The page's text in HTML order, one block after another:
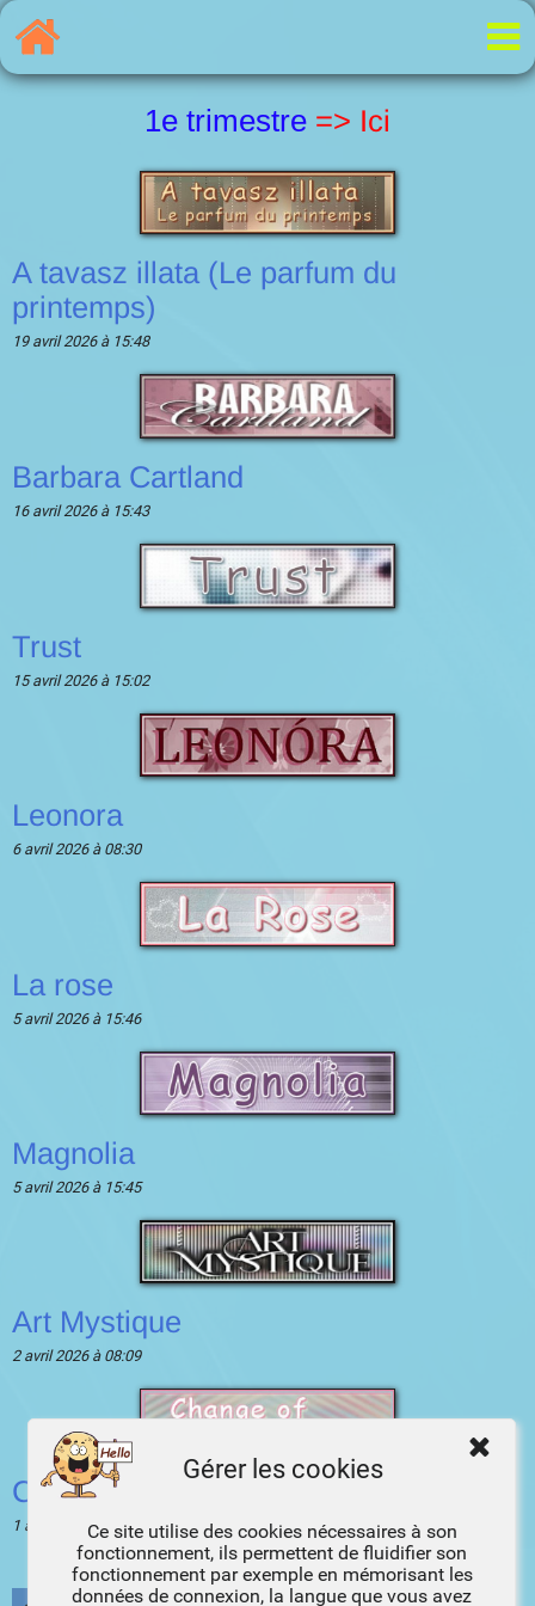
1e trimestre => Ici
A tavasz illata (Le parfum du
printemps)
19 avril 2026 à 15:48
Barbara Cartland
16 avril 2026 à 15:43
Trust
15 avril 2026 à 15:02
Leonora
6 avril 2026 à 08:30
La rose
5 avril 2026 à 15:46
Magnolia
5 avril 2026 à 15:45
Art Mystique
2 avril 2026 à 08:09
Change of Season
1 avril 2026 à 03:04
Gérer les cookies
Ce site utilise des cookies nécessaires à son
fonctionnement, ils permettent de fluidifier son
fonctionnement par exemple en mémorisant les
données de connexion, la langue que vous avez